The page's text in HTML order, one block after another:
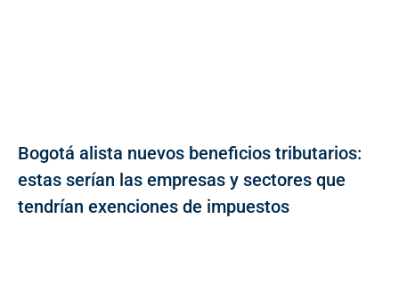
Bogotá alista nuevos beneficios tributarios:
estas serían las empresas y sectores que
tendrían exenciones de impuestos